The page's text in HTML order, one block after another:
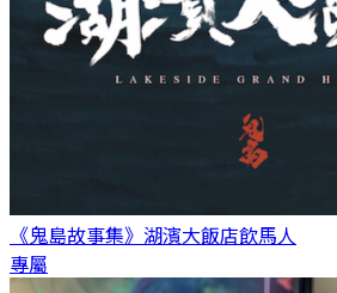
《鬼島故事集》湖濱大飯店飲馬人
專屬